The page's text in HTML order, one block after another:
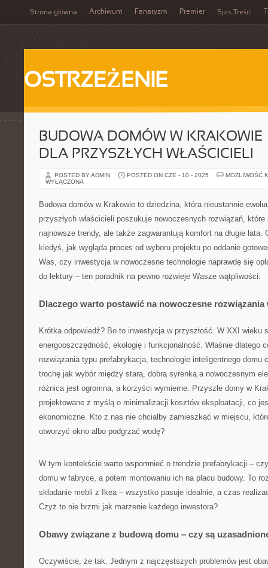
Strona główna Archiwum Fanatyzm Premier Spis Treści
OSTRZEŻENIE
BUDOWA DOMÓW W KRAKOWIE
DLA PRZYSZŁYCH WŁAŚCICIELI
POSTED BY ADMIN POSTED ON CZE - 10 - 2025
MOŻLIWOŚĆ
WYŁĄCZONA
Budowa domów w Krakowie to dziedzina, która nieustannie
przyszłych właścicieli poszukuje nowoczesnych rozwiązań,
najnowsze trendy, ale także zagwarantują komfort na długie
kiedyś, jak wygląda proces od wyboru projektu po oddanie
Was, czy inwestycja w nowoczesne technologie naprawdę się
do lektury – ten poradnik na pewno rozwieje Wasze wątpliwości.
Dlaczego warto postawić na nowoczesne
Krótka odpowiedź? Bo to inwestycja w przyszłość. W XXI wieku
energooszczędność, ekologię i funkcjonalność. Właśnie dlatego
rozwiązania typu prefabrykacja, technologie inteligentnego domu
trochę jak wybór między starą, dobrą syrenką a nowoczesnym
różnica jest ogromna, a korzyści wymierne. Przyszłe domy w
projektowane z myślą o minimalizacji kosztów eksploatacji, co
ekonomiczne. Kto z nas nie chciałby zamieszkać w miejscu,
otworzyć okno albo podgrzać wodę?
W tym kontekście warto wspomnieć o trendzie prefabrykacji –
domu w fabryce, a potem montowaniu ich na placu budowy. To
składanie mebli z Ikea – wszystko pasuje idealnie, a czas
Czyż to nie brzmi jak marzenie każdego inwestora?
Obawy związane z budową domu – czy są
Oczywiście, że tak. Jednym z najczęstszych problemów jest